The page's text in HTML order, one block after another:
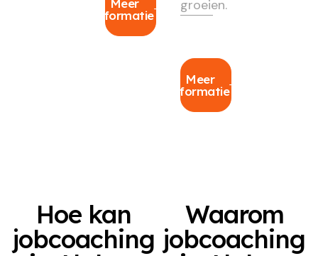
Meer
informatie
groeien.
Meer
informatie
Hoe kan
jobcoaching
Waarom
jobcoaching